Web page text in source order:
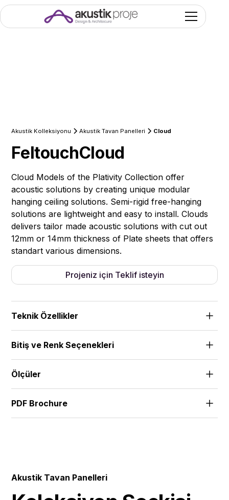
Akustik Kolleksiyonu Akustik Tavan Panelleri Cloud
FeltouchCloud
Cloud Models of the Plativity Collection offer
acoustic solutions by creating unique modular
hanging ceiling solutions. Semi-rigid free-hanging
solutions are lightweight and easy to install. Clouds
delivers tailor made acoustic solutions with cut out
12mm or 14mm thickness of Plate sheets that offers
standart various dimensions.
Projeniz için Teklif isteyin
Teknik Özellikler
Bitiş ve Renk Seçenekleri
Ölçüler
PDF Brochure
Akustik Tavan Panelleri